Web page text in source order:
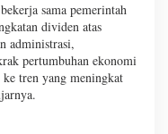
sama pemerintah
dividen atas
administrasi,
pertumbuhan ekonomi
tren yang meningkat